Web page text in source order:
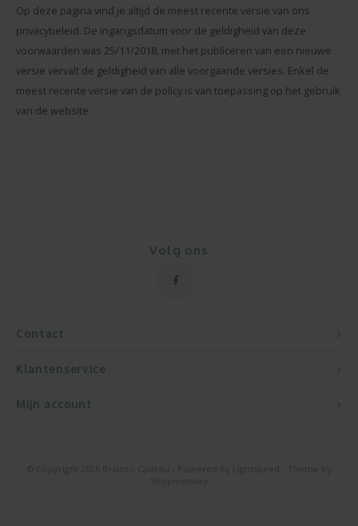
Op deze pagina vind je altijd de meest recente versie van ons
privacybeleid. De ingangsdatum voor de geldigheid van deze
voorwaarden was 25/11/2018, met het publiceren van een nieuwe
versie vervalt de geldigheid van alle voorgaande versies. Enkel de
meest recente versie van de policy is van toepassing op het gebruik
van de website.
Contact
Volg ons
Klantenservice
Mijn account